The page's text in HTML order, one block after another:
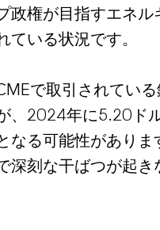
政権が目指すエネ
ている状況です。
で取引されてい
、2024年に5.20ド
なる可能性があり
深刻な干ばつが起き